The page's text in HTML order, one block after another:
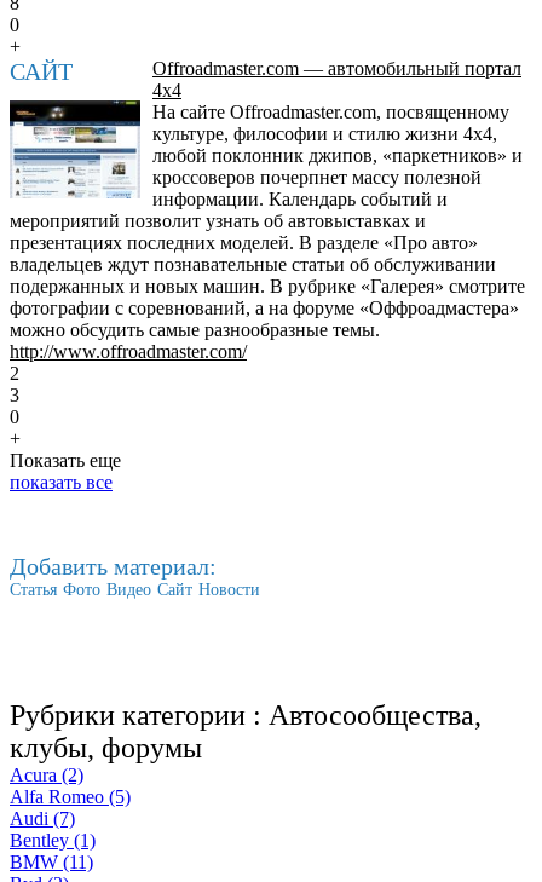
0
+
САЙТ
Offroadmaster.com — автомобильный портал
4x4
На сайте Offroadmaster.com, посвященному
культуре, философии и стилю жизни 4х4,
любой поклонник джипов, «паркетников» и
кроссоверов почерпнет массу полезной
информации. Календарь событий и
мероприятий позволит узнать об автовыставках и
презентациях последних моделей. В разделе «Про авто»
владельцев ждут познавательные статьи об обслуживании
подержанных и новых машин. В рубрике «Галерея» смотрите
фотографии с соревнований, а на форуме «Оффроадмастера»
можно обсудить самые разнообразные темы.
http://www.offroadmaster.com/
2
3
0
+
Показать еще
показать все
Добавить материал:
Статья Фото Видео Сайт Новости
Рубрики категории : Автосообщества,
клубы, форумы
Acura (2)
Alfa Romeo (5)
Audi (7)
Bentley (1)
BMW (11)